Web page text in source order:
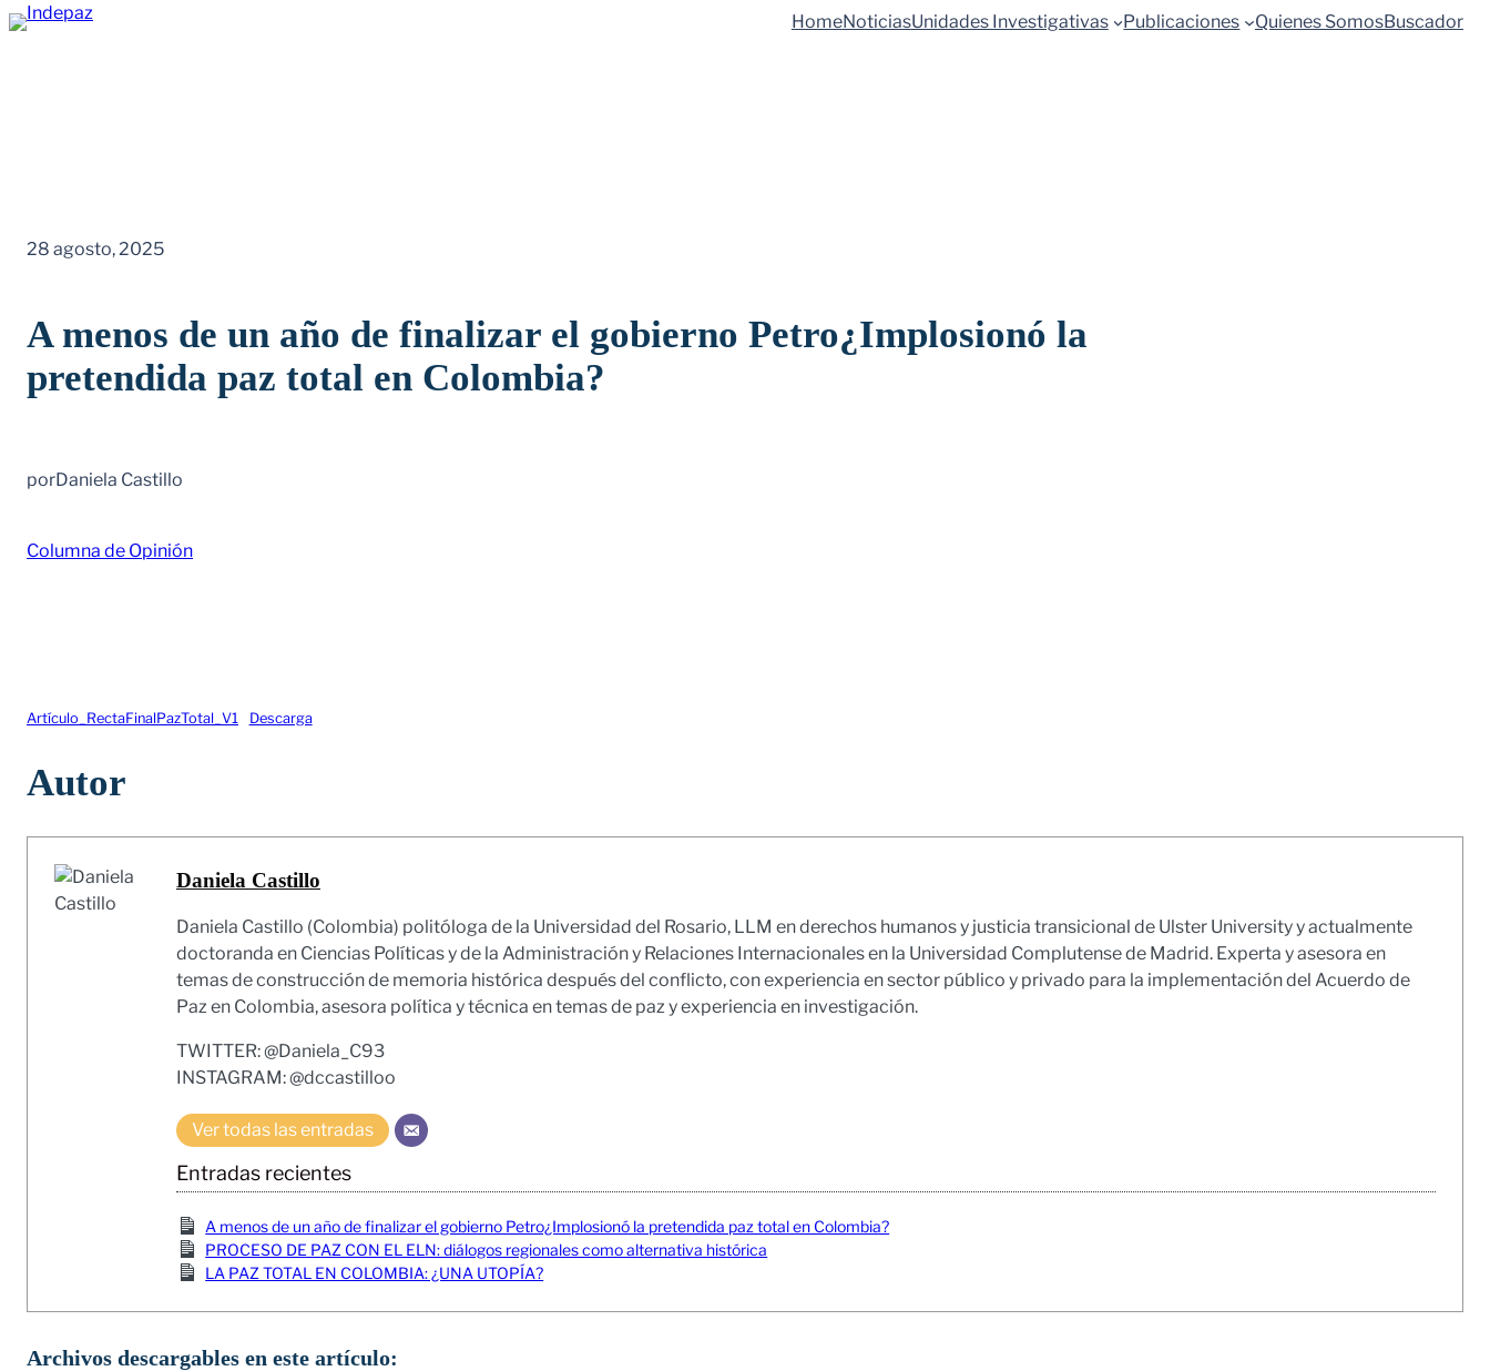
Saltar
HomeNoticiasUnidades Investigativas Publicaciones Quienes SomosBuscador
28 agosto, 2025
A menos de un año de finalizar el gobierno Petro¿Implosionó la
pretendida paz total en Colombia?
porDaniela Castillo
Columna de Opinión
Artículo_RectaFinalPazTotal_V1 Descarga
Autor
Daniela Castillo
Daniela Castillo (Colombia) politóloga de la Universidad del Rosario, LLM en derechos humanos y justicia transicional de Ulster University y actualmente
doctoranda en Ciencias Políticas y de la Administración y Relaciones Internacionales en la Universidad Complutense de Madrid. Experta y asesora en
temas de construcción de memoria histórica después del conflicto, con experiencia en sector público y privado para la implementación del Acuerdo de
Paz en Colombia, asesora política y técnica en temas de paz y experiencia en investigación.
TWITTER: @Daniela_C93
INSTAGRAM: @dccastilloo
Ver todas las entradas
Entradas recientes
A menos de un año de finalizar el gobierno Petro¿Implosionó la pretendida paz total en Colombia?
PROCESO DE PAZ CON EL ELN: diálogos regionales como alternativa histórica
LA PAZ TOTAL EN COLOMBIA: ¿UNA UTOPÍA?
Archivos descargables en este artículo: